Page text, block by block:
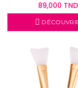
89,000 TND